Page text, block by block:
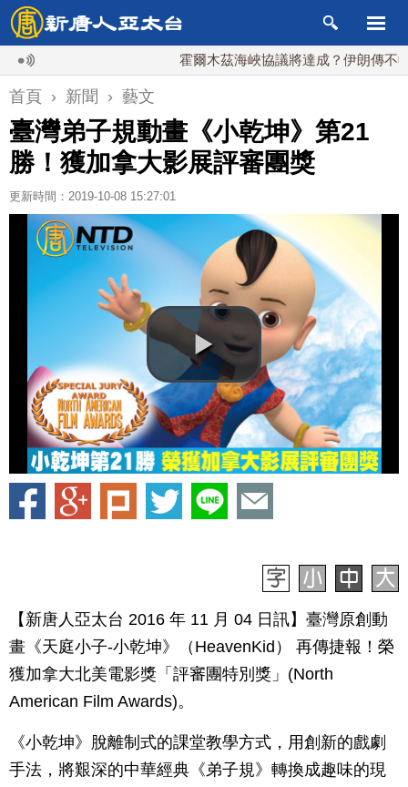
霍爾木茲海峽協議將達成？伊朗傳不收通行費
首頁 › 新聞 › 藝文
臺灣弟子規動畫《小乾坤》第21
勝！獲加拿大影展評審團獎
更新時間：2019-10-08 15:27:01
【新唐人亞太台 2016 年 11 月 04 日訊】臺灣原創動
畫《天庭小子-小乾坤》（HeavenKid） 再傳捷報！榮
獲加拿大北美電影獎「評審團特別獎」(North
American Film Awards)。
《小乾坤》脫離制式的課堂教學方式，用創新的戲劇
手法，將艱深的中華經典《弟子規》轉換成趣味的現